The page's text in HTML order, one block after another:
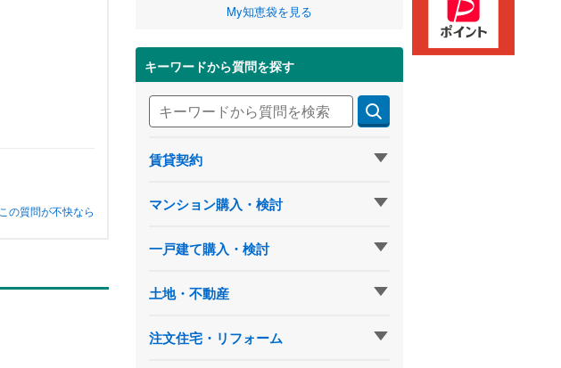
この質問が不快なら
My知恵袋を見る
キーワードから質問を探す
賃貸契約
マンション購入・検討
一戸建て購入・検討
土地・不動産
注文住宅・リフォーム